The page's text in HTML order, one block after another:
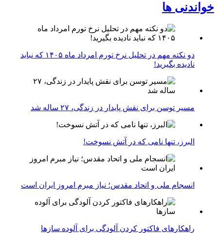
خواندنی ها
دو نکته مهم در تحلیل نرخ تورم امرداد ماه ۱۴۰۵ که نباید
نادیده بگیرید!
مسیر توسن برای نقش پایدار در زندگی، ۲۷ ساله شد
البرز، تنها نامی که در آتش نسوخت!
انسجام ملی و اتحاد مقدس؛ نیاز مبرم امروز ایران است
راهکارهای فاکتور کردن آلودگی برای آلوده سازها